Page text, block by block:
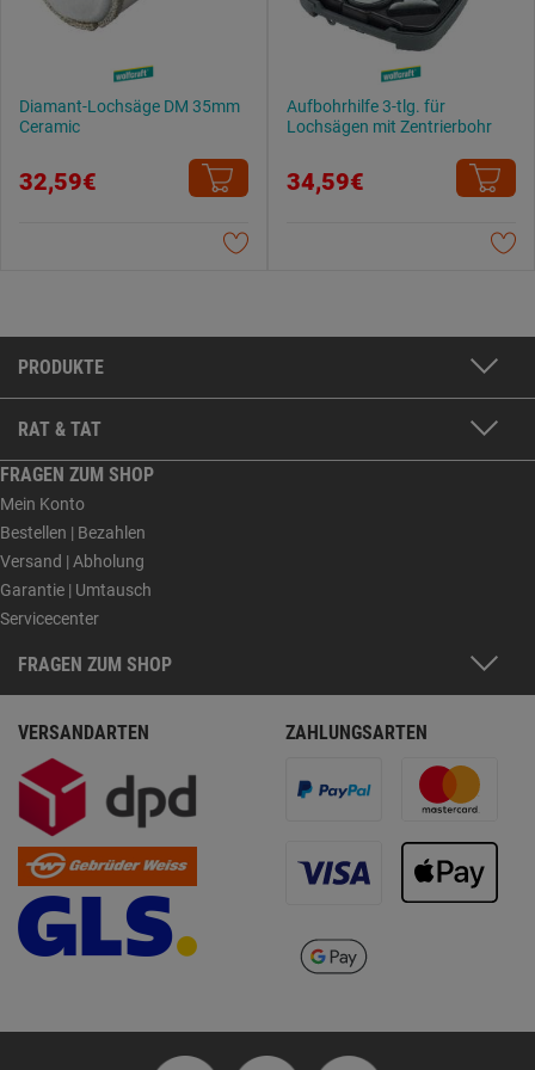
Diamant-Lochsäge DM 35mm
Ceramic
32,59€
Aufbohrhilfe 3-tlg. für
Lochsägen mit Zentrierbohr
34,59€
PRODUKTE
RAT & TAT
FRAGEN ZUM SHOP
Mein Konto
Bestellen | Bezahlen
Versand | Abholung
Garantie | Umtausch
Servicecenter
FRAGEN ZUM SHOP
VERSANDARTEN ZAHLUNGSARTEN